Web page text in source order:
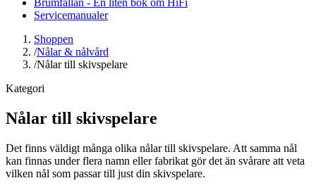
Servicemanualer
Shoppen
/Nålar & nålvård
/Nålar till skivspelare
Kategori
Nålar till skivspelare
Det finns väldigt många olika nålar till skivspelare. Att samma nål
kan finnas under flera namn eller fabrikat gör det än svårare att veta
vilken nål som passar till just din skivspelare.